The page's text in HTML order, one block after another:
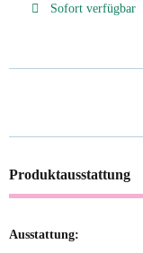
Sofort verfügbar
Produktausstattung
Ausstattung: